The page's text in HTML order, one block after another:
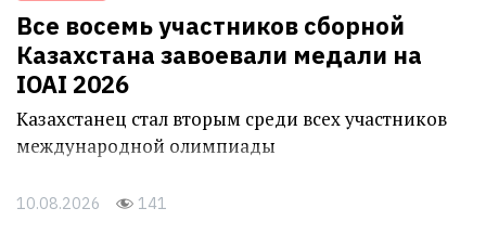
Все восемь участников сборной
Казахстана завоевали медали на
IOAI 2026
Казахстанец стал вторым среди всех участников
международной олимпиады
10.08.2026 141